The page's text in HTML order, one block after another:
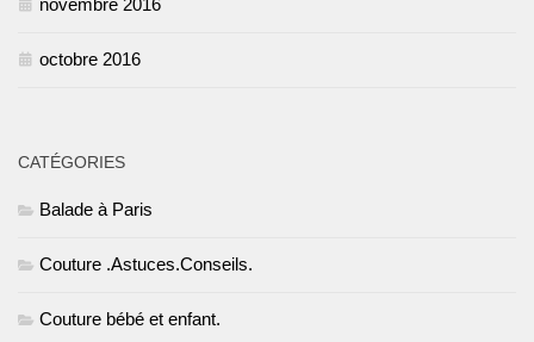
octobre 2016
CATÉGORIES
Balade à Paris
Couture .Astuces.Conseils.
Couture bébé et enfant.